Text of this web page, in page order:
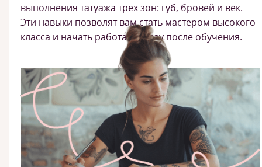
выполнения татуажа трех зон: губ, бровей и век.
Эти навыки позволят вам стать мастером высокого
класса и начать работать сразу после обучения.